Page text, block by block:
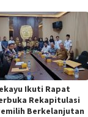
Ikuti Rapat
Rekapitulasi
Berkelanjutan